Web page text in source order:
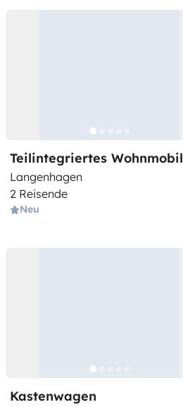
Teilintegriertes Wohnmobil
Langenhagen
2 Reisende
Neu
Kastenwagen